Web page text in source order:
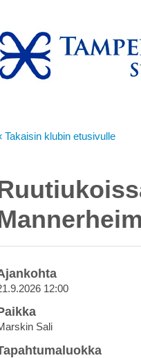
Takaisin klubin etusivulle
12:00
Sali